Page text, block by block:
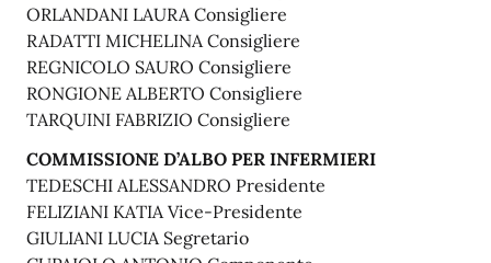
ORLANDANI LAURA Consigliere
RADATTI MICHELINA Consigliere
REGNICOLO SAURO Consigliere
RONGIONE ALBERTO Consigliere
TARQUINI FABRIZIO Consigliere
COMMISSIONE D’ALBO PER INFERMIERI
TEDESCHI ALESSANDRO Presidente
FELIZIANI KATIA Vice-Presidente
GIULIANI LUCIA Segretario